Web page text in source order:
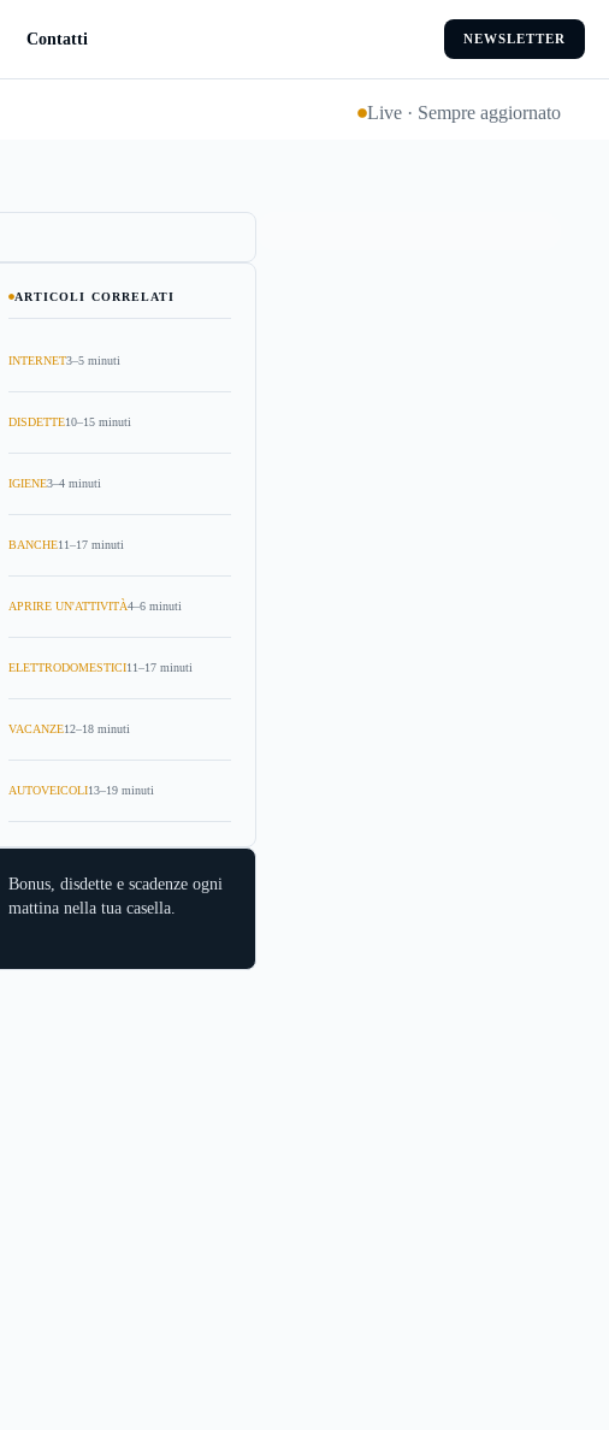
Contatti NEWSLETTER
Live · Sempre aggiornato
ARTICOLI CORRELATI
INTERNET3–5 minuti
DISDETTE10–15 minuti
IGIENE3–4 minuti
BANCHE11–17 minuti
APRIRE UN'ATTIVITÀ4–6 minuti
ELETTRODOMESTICI11–17 minuti
VACANZE12–18 minuti
AUTOVEICOLI13–19 minuti
Bonus, disdette e scadenze ogni
mattina nella tua casella.